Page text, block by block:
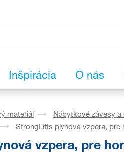
Inšpirácia O nás
materiál Nábytkové závesy a
StrongLifts plynová vzpera, pre
vzpera, pre